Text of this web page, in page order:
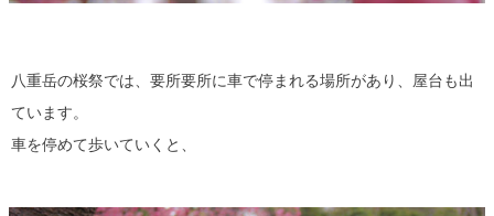
八重岳の桜祭では、要所要所に車で停まれる場所があり、屋台も出
ています。
車を停めて歩いていくと、